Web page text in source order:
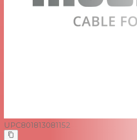
UPC801813081152